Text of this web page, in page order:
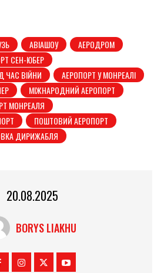
АВІАШОУ
АЕРОДРОМ
СЕН-ЮБЕР
ЧАС ВІЙНИ
АЕРОПОРТ У МОНРЕАЛІ
МІЖНАРОДНИЙ АЕРОПОРТ
МОНРЕАЛЯ
ПОШТОВИЙ АЕРОПОРТ
ДИРИЖАБЛЯ
20.08.2025
BORYS LIAKHU